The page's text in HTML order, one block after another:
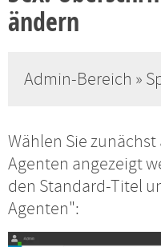
ändern
Admin-Bereich »
Wählen Sie
Agenten angezeigt
den Standard-Titel
Agenten":